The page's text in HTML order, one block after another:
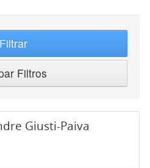
Filtrar
Filtros
Giusti-Paiva